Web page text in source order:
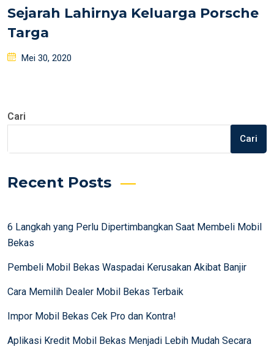
Sejarah Lahirnya Keluarga Porsche
Targa
Posted
Mei 30, 2020
Cari
Cari
Recent Posts
6 Langkah yang Perlu Dipertimbangkan Saat Membeli Mobil
Bekas
Pembeli Mobil Bekas Waspadai Kerusakan Akibat Banjir
Cara Memilih Dealer Mobil Bekas Terbaik
Impor Mobil Bekas Cek Pro dan Kontra!
Aplikasi Kredit Mobil Bekas Menjadi Lebih Mudah Secara